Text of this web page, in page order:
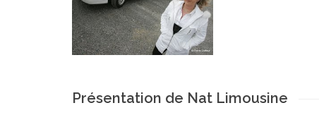
Présentation de Nat Limousine